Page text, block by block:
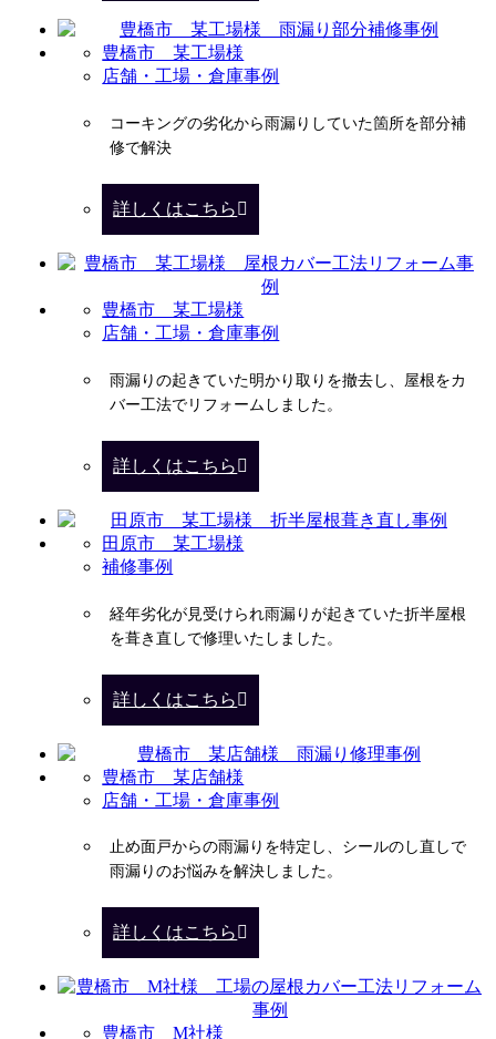
豊橋市 某工場様
店舗・工場・倉庫事例
コーキングの劣化から雨漏りしていた箇所を部分補
修で解決
詳しくはこちら
豊橋市 某工場様
店舗・工場・倉庫事例
雨漏りの起きていた明かり取りを撤去し、屋根をカ
バー工法でリフォームしました。
詳しくはこちら
田原市 某工場様
補修事例
経年劣化が見受けられ雨漏りが起きていた折半屋根
を葺き直しで修理いたしました。
詳しくはこちら
豊橋市 某店舗様
店舗・工場・倉庫事例
止め面戸からの雨漏りを特定し、シールのし直しで
雨漏りのお悩みを解決しました。
詳しくはこちら
豊橋市 M社様